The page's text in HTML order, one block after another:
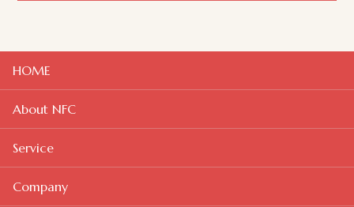
HOME
About NFC
Service
Company